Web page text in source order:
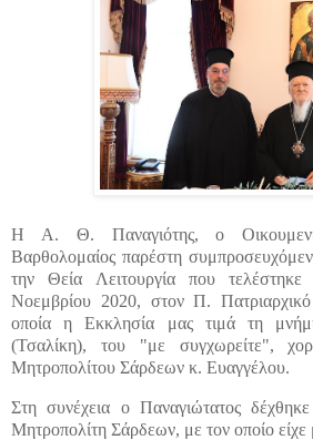
Η Α. Θ. Παναγιότης, ο
Βαρθολομαίος παρέστη
την Θεία Λειτουργία που
Νοεμβρίου 2020, στον Π.
οποία η Εκκλησία μας τιμά τη
(Τσαλίκη), του "με συγχωρείτε",
Μητροπολίτου Σάρδεων κ. Ευαγγέλου.
Στη συνέχεια ο Παναγιώτατος
Μητροπολίτη Σάρδεων, με τον οποίο